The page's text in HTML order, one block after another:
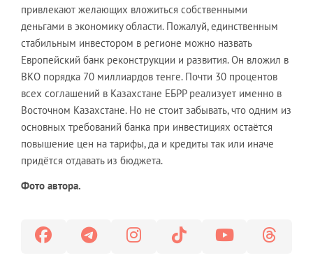
привлекают желающих вложиться собственными
деньгами в экономику области. Пожалуй, единственным
стабильным инвестором в регионе можно назвать
Европейский банк реконструкции и развития. Он вложил в
ВКО порядка 70 миллиардов тенге. Почти 30 процентов
всех соглашений в Казахстане ЕБРР реализует именно в
Восточном Казахстане. Но не стоит забывать, что одним из
основных требований банка при инвестициях остаётся
повышение цен на тарифы, да и кредиты так или иначе
придётся отдавать из бюджета.
Фото автора.